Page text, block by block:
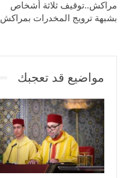
مراكش..توقيف ثلاثة أشخاص
بشبهة ترويج المخدرات بمراكش
مواضيع قد تعجبك